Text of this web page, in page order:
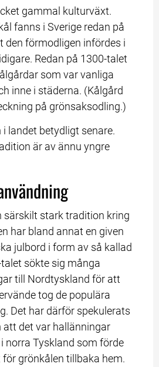
gammal kulturväxt.
fanns i Sverige redan på
den förmodligen infördes i
Redan på 1300-talet
som var vanliga
inne i städerna. (Kålgård
på grönsaksodling.)
landet betydligt senare.
är av ännu yngre
särskilt stark tradition kring
har bland annat en given
julbord i form av så kallad
sökte sig många
till Nordtyskland för att
tog de populära
Det har därför spekulerats
att det var hallänningar
norra Tyskland som förde
grönkålen tillbaka hem.